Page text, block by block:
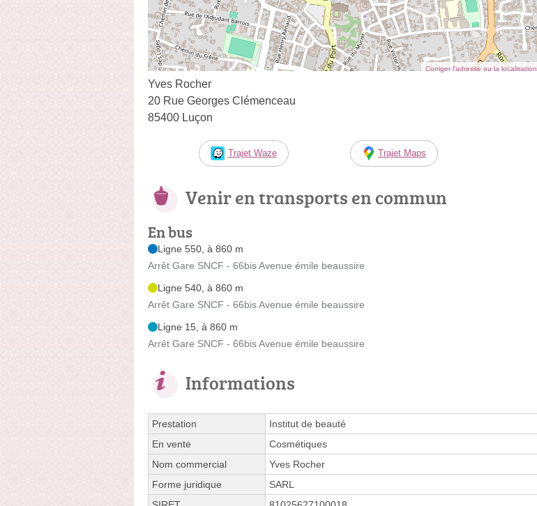
Corriger l’adresse ou la localisation
Yves Rocher
20 Rue Georges Clémenceau
85400 Luçon
Trajet Waze Trajet Maps
Venir en transports en commun
En bus
Ligne 550, à 860 m
Arrêt Gare SNCF - 66bis Avenue émile beaussire
Ligne 540, à 860 m
Arrêt Gare SNCF - 66bis Avenue émile beaussire
Ligne 15, à 860 m
Arrêt Gare SNCF - 66bis Avenue émile beaussire
Informations
Prestation
Institut de beauté
En vente
Cosmétiques
Nom commercial
Yves Rocher
Forme juridique
SARL